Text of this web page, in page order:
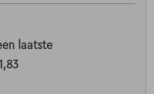
laatste